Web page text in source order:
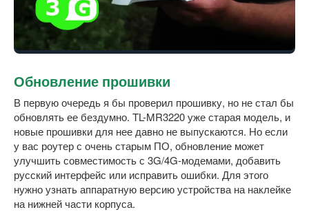
Обновление прошивки
В первую очередь я бы проверил прошивку, но не стал бы
обновлять ее бездумно. TL-MR3220 уже старая модель, и
новые прошивки для нее давно не выпускаются. Но если
у вас роутер с очень старым ПО, обновление может
улучшить совместимость с 3G/4G-модемами, добавить
русский интерфейс или исправить ошибки. Для этого
нужно узнать аппаратную версию устройства на наклейке
на нижней части корпуса.